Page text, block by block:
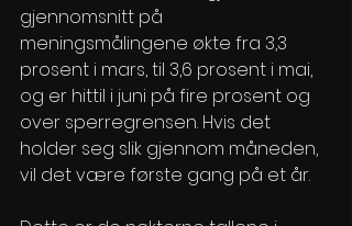
gjennomsnitt på
meningsmålingene økte fra 3,3
prosent i mars, til 3,6 prosent i mai,
og er hittil i juni på fire prosent og
over sperregrensen. Hvis det
holder seg slik gjennom måneden,
vil det være første gang på et år.